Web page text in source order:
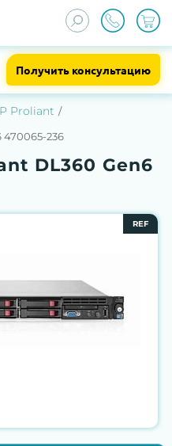
Получить консультацию
Proliant
470065-236
DL360 Gen6
REF